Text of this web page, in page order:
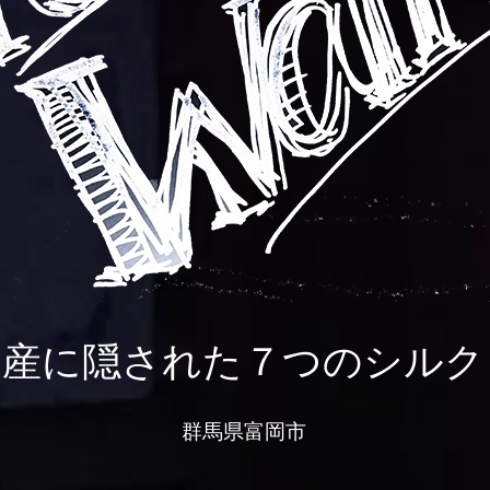
に隠された７つのシル
群馬県富岡市